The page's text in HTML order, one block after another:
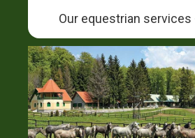
Our equestrian services